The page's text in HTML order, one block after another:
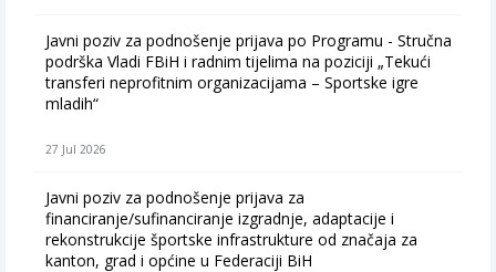
Javni poziv za podnošenje prijava po Programu - Stručna
podrška Vladi FBiH i radnim tijelima na poziciji „Tekući
transferi neprofitnim organizacijama – Sportske igre
mladih“
27 Jul 2026
Javni poziv za podnošenje prijava za
financiranje/sufinanciranje izgradnje, adaptacije i
rekonstrukcije športske infrastrukture od značaja za
kanton, grad i općine u Federaciji BiH